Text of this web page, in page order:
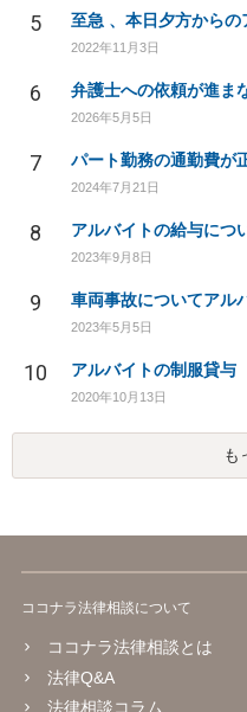
5
2022年11月3日
6 弁護士への依頼が進ま
2026年5月5日
7 パート勤務の通勤費が
2024年7月21日
8 アルバイトの給与につ
2023年9月8日
9
2023年5月5日
10 アルバイトの制服貸与
2020年10月13日
も
ココナラ法律相談について
ココナラ法律相談とは
法律Q&A
法律相談コラム